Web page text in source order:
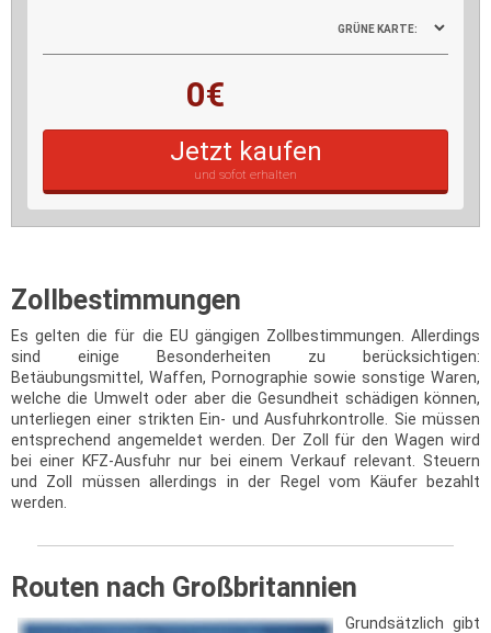
GRÜNE KARTE:
0€
Jetzt kaufen
und sofot erhalten
Zollbestimmungen
Es gelten die für die EU gängigen Zollbestimmungen. Allerdings
sind einige Besonderheiten zu berücksichtigen:
Betäubungsmittel, Waffen, Pornographie sowie sonstige Waren,
welche die Umwelt oder aber die Gesundheit schädigen können,
unterliegen einer strikten Ein- und Ausfuhrkontrolle. Sie müssen
entsprechend angemeldet werden. Der Zoll für den Wagen wird
bei einer KFZ-Ausfuhr nur bei einem Verkauf relevant. Steuern
und Zoll müssen allerdings in der Regel vom Käufer bezahlt
werden.
Routen nach Großbritannien
Grundsätzlich gibt